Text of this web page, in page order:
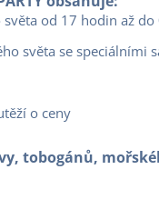
od 17 hodin až
světa se speciálními
o ceny
tobogánů,